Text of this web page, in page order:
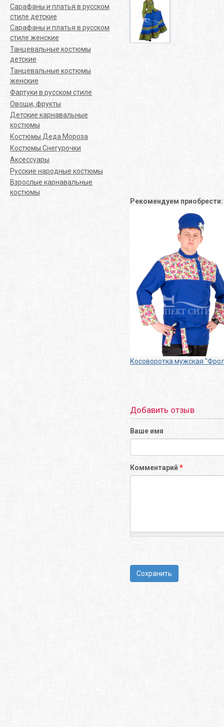
Сарафаны и платья в русском
стиле детские
Сарафаны и платья в русском
стиле женские
Танцевальные костюмы
детские
Танцевальные костюмы
женские
Фартуки в русском стиле
Овощи, фрукты
Детские карнавальные
костюмы
Костюмы Деда Мороза
Костюмы Снегурочки
Аксессуары
Русские народные костюмы
Взрослые карнавальные
костюмы
Рекомендуем приобрести:
Косоворотка мужская
Добавить отзыв
Ваше имя
Комментарий *
Сохранить